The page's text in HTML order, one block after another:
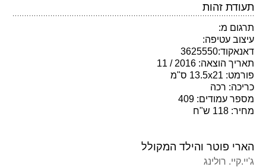
תעודת זהות
תרגום מ:
עיצוב עטיפה:
דאנאקוד:3625550
תאריך הוצאה: 2016 / 11
פורמט: 13.5x21 ס"מ
כריכה: רכה
מספר עמודים: 409
מחיר: 118 ש"ח
הארי פוטר והילד המקולל
ג'יי.קיי. רולינג